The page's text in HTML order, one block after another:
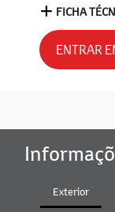
FICHA
ENTRAR
Exterior